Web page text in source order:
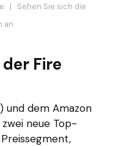
| Sehen Sie sich die
an
Fire
und dem Amazon
neue Top-